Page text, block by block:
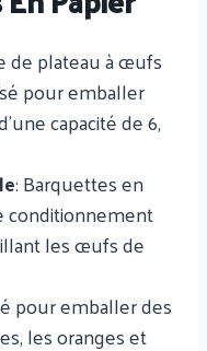
de plateau à œufs
pour emballer
capacité de 6,
: Barquettes en
conditionnement
les œufs de
pour emballer des
les oranges et